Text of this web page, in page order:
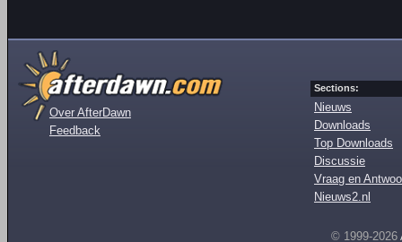
Over AfterDawn
Feedback
Sections:
Nieuws
Downloads
Top Downloads
Discussie
Vraag en
Nieuws2.nl
© 1999-2026